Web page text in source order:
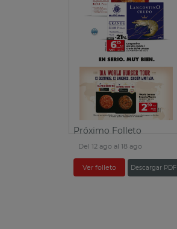
Próximo Folleto
Del 12 ago al 18 ago
Ver folleto Descargar PDF